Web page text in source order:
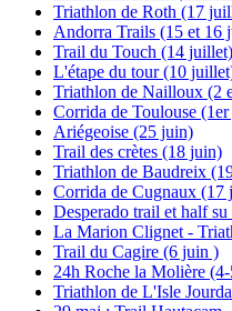
Triathlon de Roth (17
Andorra Trails (15 et 16
Trail du Touch (14 juillet)
L'étape du tour (10
Triathlon de Nailloux (2
Corrida de Toulouse
Ariégeoise (25 juin)
Trail des crètes (18 juin)
Triathlon de Baudreix
Corrida de Cugnaux (17
Desperado trail et half
La Marion Clignet -
Trail du Cagire (6 juin )
24h Roche la Molière
Triathlon de L'Isle